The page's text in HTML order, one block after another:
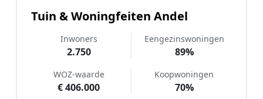
Tuin & Woningfeiten Andel
Inwoners
2.750
Eengezinswoningen
89%
WOZ-waarde
€ 406.000
Koopwoningen
70%